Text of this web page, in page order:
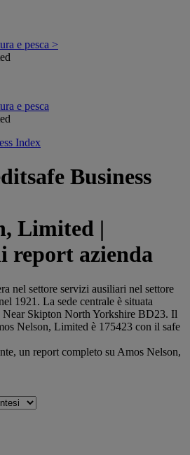
e pesca >
e pesca
Limited |
report azienda
nel settore servizi ausiliari nel settore
1921. La sede centrale è situata
Skipton North Yorkshire BD23. Il
Nelson, Limited è 175423 con il safe
un report completo su Amos Nelson,